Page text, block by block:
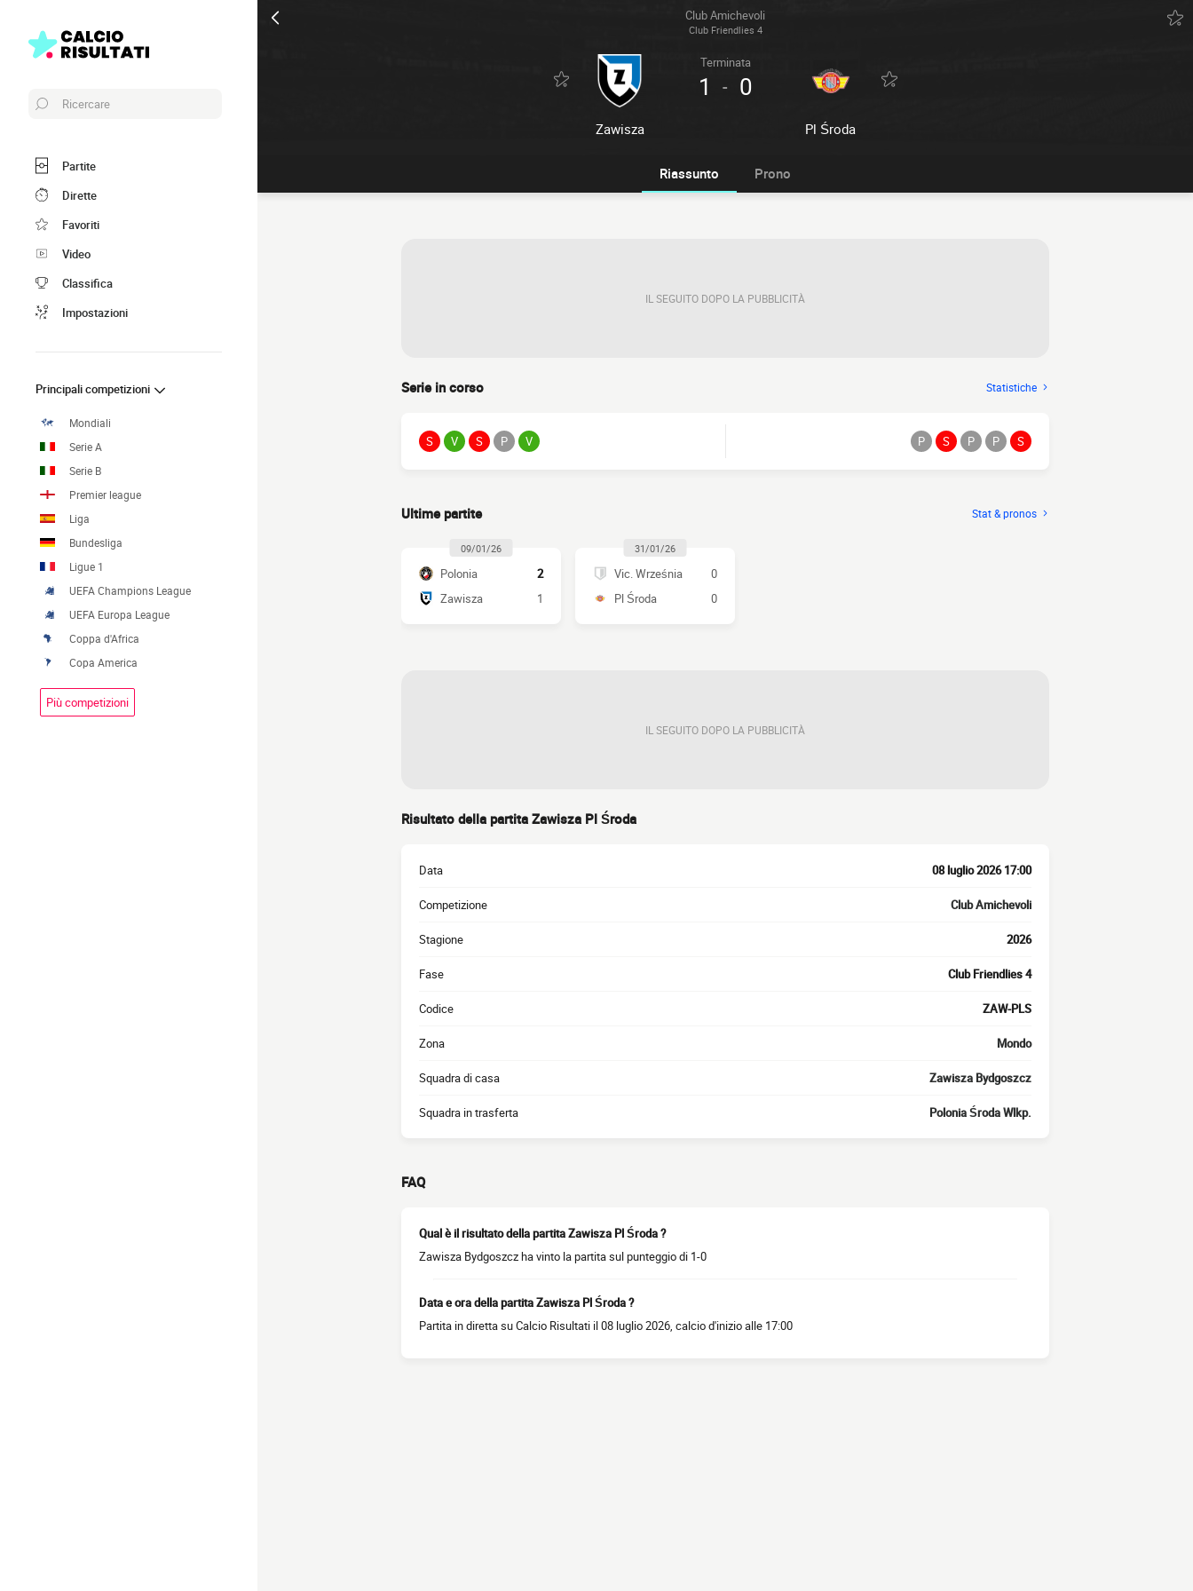
Club Amichevoli
Club Friendlies 4
Zawisza
Terminata
1 - 0
Pl Środa
Ricercare
Partite
Dirette
Favoriti
Video
Classifica
Impostazioni
Principali competizioni
Mondiali
Serie A
Serie B
Premier league
Liga
Bundesliga
Ligue 1
UEFA Champions League
UEFA Europa League
Coppa d'Africa
Copa America
Più competizioni
Riassunto Prono
IL SEGUITO DOPO LA PUBBLICITÀ
Serie in corso Statistiche
S V S P V P S P P S
Ultime partite Stat & pronos
09/01/26
Polonia
2
Zawisza
1
31/01/26
Vic. Września
0
Pl Środa
0
IL SEGUITO DOPO LA PUBBLICITÀ
Risultato della partita Zawisza Pl Środa
Data 08 luglio 2026 17:00
Competizione Club Amichevoli
Stagione 2026
Fase Club Friendlies 4
Codice ZAW-PLS
Zona Mondo
Squadra di casa Zawisza Bydgoszcz
Squadra in trasferta Polonia Środa Wlkp.
FAQ
Qual è il risultato della partita Zawisza Pl Środa ?
Zawisza Bydgoszcz ha vinto la partita sul punteggio di 1-0
Data e ora della partita Zawisza Pl Środa ?
Partita in diretta su Calcio Risultati il 08 luglio 2026, calcio d'inizio alle 17:00